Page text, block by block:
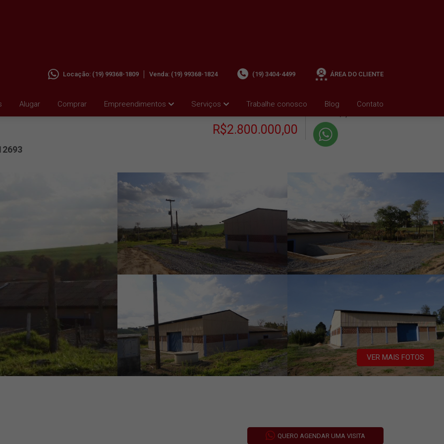
Alugar Comprar Empreendimentos Serviços Trabalhe conosco Blog Contato
Locação: (19) 99368-1809 Venda: (19) 99368-1824 (19) 3404-4499 ÁREA DO CLIENTE
R$2.800.000,00
+ Condomínio R$0,00
VER MAIS FOTOS
QUERO AGENDAR UMA VISITA